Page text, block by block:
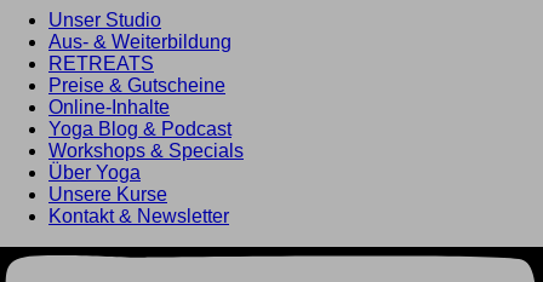
Unser Studio
Aus- & Weiterbildung
RETREATS
Preise & Gutscheine
Online-Inhalte
Yoga Blog & Podcast
Workshops & Specials
Über Yoga
Unsere Kurse
Kontakt & Newsletter
Hier
PRANAYAMA & MEDITATION
30h Online Weiterbildung - START: 01.
MAI